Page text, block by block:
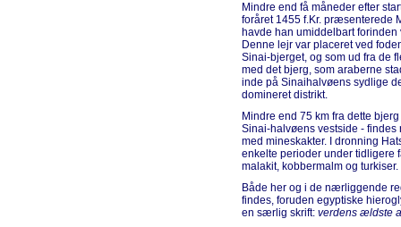
Mindre end få måneder efter
foråret 1455 f.Kr. præsenterede
havde han umiddelbart
Denne lejr var placeret ved
Sinai-bjerget, og som ud fra de
med det bjerg, som araberne
inde på Sinaihalvøens sydlige
domineret distrikt.
Mindre end 75 km fra dette
Sinai-halvøens vestside -
med mineskakter. I dronning
enkelte perioder under tidligere
malakit, kobbermalm og turkiser.
Både her og i de nærliggende
findes, foruden egyptiske
en særlig skrift: verdens ældste